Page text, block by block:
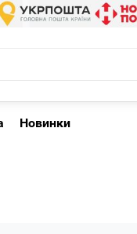
Новинки